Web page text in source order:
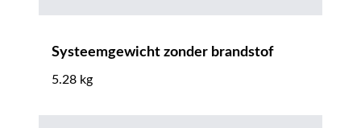
Systeemgewicht zonder brandstof
5.28 kg